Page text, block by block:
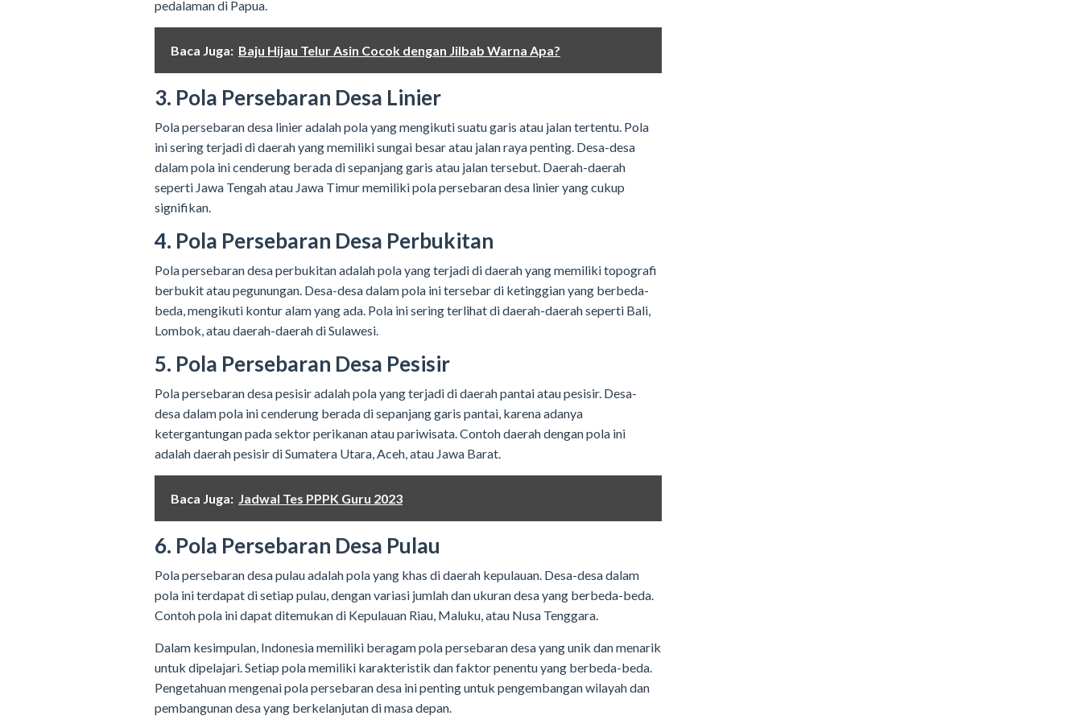
pedalaman di Papua.
Baca Juga: Baju Hijau Telur Asin Cocok dengan Jilbab Warna Apa?
3. Pola Persebaran Desa Linier
Pola persebaran desa linier adalah pola yang mengikuti suatu garis atau jalan tertentu. Pola
ini sering terjadi di daerah yang memiliki sungai besar atau jalan raya penting. Desa-desa
dalam pola ini cenderung berada di sepanjang garis atau jalan tersebut. Daerah-daerah
seperti Jawa Tengah atau Jawa Timur memiliki pola persebaran desa linier yang cukup
signifikan.
4. Pola Persebaran Desa Perbukitan
Pola persebaran desa perbukitan adalah pola yang terjadi di daerah yang memiliki topografi
berbukit atau pegunungan. Desa-desa dalam pola ini tersebar di ketinggian yang berbeda-
beda, mengikuti kontur alam yang ada. Pola ini sering terlihat di daerah-daerah seperti Bali,
Lombok, atau daerah-daerah di Sulawesi.
5. Pola Persebaran Desa Pesisir
Pola persebaran desa pesisir adalah pola yang terjadi di daerah pantai atau pesisir. Desa-
desa dalam pola ini cenderung berada di sepanjang garis pantai, karena adanya
ketergantungan pada sektor perikanan atau pariwisata. Contoh daerah dengan pola ini
adalah daerah pesisir di Sumatera Utara, Aceh, atau Jawa Barat.
Baca Juga: Jadwal Tes PPPK Guru 2023
6. Pola Persebaran Desa Pulau
Pola persebaran desa pulau adalah pola yang khas di daerah kepulauan. Desa-desa dalam
pola ini terdapat di setiap pulau, dengan variasi jumlah dan ukuran desa yang berbeda-beda.
Contoh pola ini dapat ditemukan di Kepulauan Riau, Maluku, atau Nusa Tenggara.
Dalam kesimpulan, Indonesia memiliki beragam pola persebaran desa yang unik dan menarik
untuk dipelajari. Setiap pola memiliki karakteristik dan faktor penentu yang berbeda-beda.
Pengetahuan mengenai pola persebaran desa ini penting untuk pengembangan wilayah dan
pembangunan desa yang berkelanjutan di masa depan.